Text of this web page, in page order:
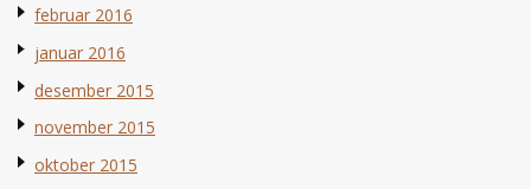
februar 2016
januar 2016
desember 2015
november 2015
oktober 2015